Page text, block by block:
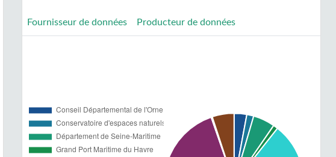
Fournisseur de données Producteur de données